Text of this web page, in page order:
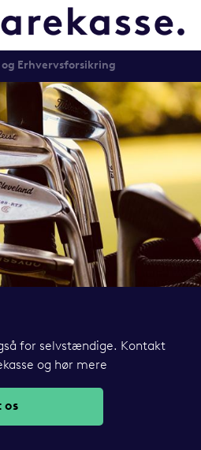
Erhvervsforsikring
for selvstændige. Kontakt
og hør mere
os